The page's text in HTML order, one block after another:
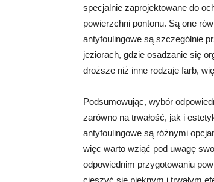
specjalnie zaprojektowane do
powierzchni pontonu. Są one
antyfoulingowe są szczególnie
jeziorach, gdzie osadzanie się
droższe niż inne rodzaje farb,
Podsumowując, wybór
zarówno na trwałość, jak i
antyfoulingowe są różnymi
więc warto wziąć pod uwagę
odpowiednim przygotowaniu
cieszyć się pięknym i trwałym